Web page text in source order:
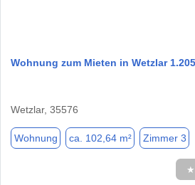
Wohnung zum Mieten in Wetzlar
Wetzlar, 35576
Wohnung ca. 102,64 m² Zimmer 3
★